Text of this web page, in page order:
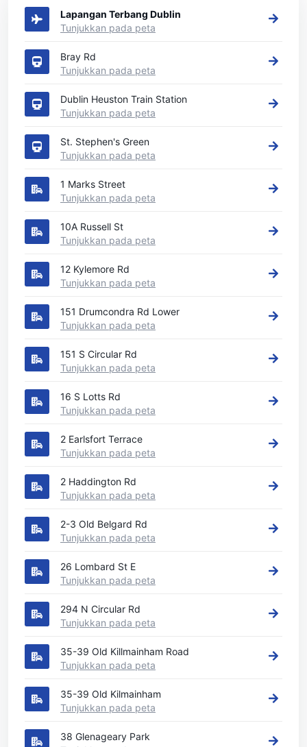
Lapangan Terbang Dublin
Tunjukkan pada peta
Bray Rd
Tunjukkan pada peta
Dublin Heuston Train Station
Tunjukkan pada peta
St. Stephen's Green
Tunjukkan pada peta
1 Marks Street
Tunjukkan pada peta
10A Russell St
Tunjukkan pada peta
12 Kylemore Rd
Tunjukkan pada peta
151 Drumcondra Rd Lower
Tunjukkan pada peta
151 S Circular Rd
Tunjukkan pada peta
16 S Lotts Rd
Tunjukkan pada peta
2 Earlsfort Terrace
Tunjukkan pada peta
2 Haddington Rd
Tunjukkan pada peta
2-3 Old Belgard Rd
Tunjukkan pada peta
26 Lombard St E
Tunjukkan pada peta
294 N Circular Rd
Tunjukkan pada peta
35-39 Old Killmainham Road
Tunjukkan pada peta
35-39 Old Kilmainham
Tunjukkan pada peta
38 Glenageary Park